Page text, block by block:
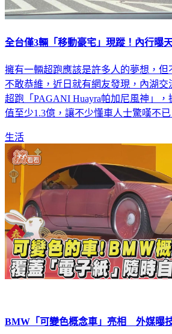
全台僅3輛「移動豪宅」現蹤！內行曝
擁有一輛超跑應該是許多人的夢想，但
不敢恭維，近日就有網友發現，內湖
超跑「PAGANI Huayra帕加尼風神」
值至少1.3億，讓不少懂車人士驚嘆不已
生活
BMW「可變色概念車」亮相 外媒曝